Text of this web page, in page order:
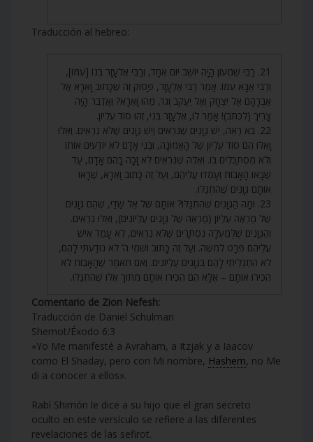
Traducción al hebreo:
21. רַבִּי שִׁמְעוֹן הָיָה יוֹשֵׁב יוֹם אֶחָד, וְרַבִּי אֶלְעָזָר בְּנוֹ [עִמּוֹ],
וְרַבִּי אַבָּא עִמּוֹ. אָמַר רַבִּי אֶלְעָזָר, פָּסוּק זֶה שֶׁכָּתוּב וָאֵרָא אֶל
אַבְרָהָם אֶל יִצְחָק וְאֶל יַעֲקֹב וְגוֹ’, מַהוּ וָאֵרָא? וַאֲדַבֵּר הָיָה
צָרִיךְ (לִכְתֹּב)! אָמַר לוֹ, אֶלְעָזָר בְּנִי, זֶהוּ סוֹד עֶלְיוֹן.
22. בֹּא רְאֵה, יֵשׁ גְּוָנִים שֶׁנִּרְאִים וְיֵשׁ גְּוָנִים שֶׁלֹּא נִרְאִים. וְאֵלּוּ
וָאֵלּוּ הֵם סוֹד עֶלְיוֹן שֶׁל הָאֱמוּנָה, וּבְנֵי אָדָם לֹא יוֹדְעִים אוֹתוֹ
וְלֹא מִסְתַּכְּלִים בּוֹ. וְאֵלֶּה שֶׁנִּרְאִים לֹא זָכָה בָּהֶם אָדָם, עַד
שֶׁבָּאוּ הָאָבוֹת וְעָמְדוּ עֲלֵיהֶם, וְעַל זֶה כָּתוּב וָאֵרָא, שֶׁרָאוּ
אוֹתָם גְּוָנִים שֶׁהִתְגַּלּוּ.
23. וּמָה הַגְּוָנִים שֶׁהִתְגַּלּוּ? אוֹתָם שֶׁל אֵל שַׁדַּי, שֶׁהֵם גְּוָנִים
שֶׁל מַרְאֶה עֶלְיוֹן (מַרְאֶה שֶׁל גְּוָנִים עֶלְיוֹנִים), וְאֵלּוּ נִרְאִים.
וְהַגְּוָנִים שֶׁלְּמַעְלָה נִסְתָּרִים שֶׁלֹּא נִרְאִים, לֹא עָמַד אִישׁ
עֲלֵיהֶם פְּרָט לְמֹשֶׁה. וְעַל זֶה כָּתוּב וּשְׁמִי ה’ לֹא נוֹדַעְתִּי לָהֶם,
לֹא הִתְגַּלֵּיתִי לָהֶם בִּגְוָנִים עֶלְיוֹנִים. וְאִם תֹּאמַר שֶׁהָאָבוֹת לֹא
הִכִּירוּ אוֹתָם – אֶלָּא הֵם הִכִּירוּ אוֹתָם מִתּוֹךְ אֵלּוּ שֶׁהִתְגַּלּוּ.
Comentario de Zion Nefesh:
Traducción de Daniel Schulman
Shemot/Éxodo 6:3
«Yo Me manifesté a Avraham, a Itzjak y a Iaacov
como El Shaday, pero con Mi nombre, Hashem, no Me
di a conocer a ellos».
Rabí Shimón le dice a su hijo que el gran secreto
oculto en este versículo se refiere a las diferentes
revelaciones de las sefirot.